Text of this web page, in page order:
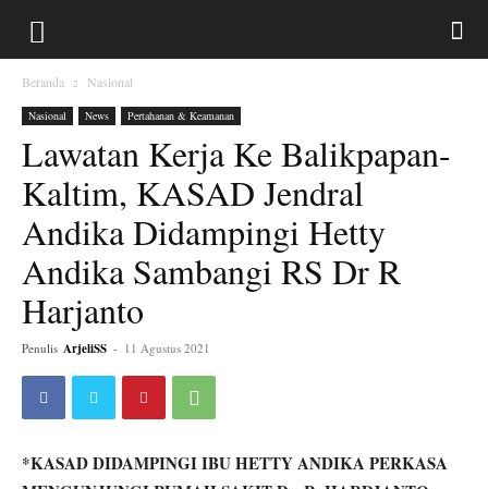
Beranda Nasional
Nasional News Pertahanan & Keamanan
Lawatan Kerja Ke Balikpapan-
Kaltim, KASAD Jendral
Andika Didampingi Hetty
Andika Sambangi RS Dr R
Harjanto
Penulis ArjeliSS - 11 Agustus 2021
*KASAD DIDAMPINGI IBU HETTY ANDIKA PERKASA